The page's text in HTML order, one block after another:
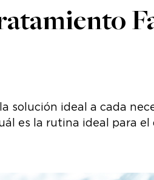
solución ideal a cada
es la rutina ideal para